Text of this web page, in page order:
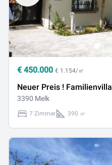
€ 450.000 € 1.154/㎡
Neuer Preis ! Familienvilla
3390 Melk
7 Zimmer 390 ㎡